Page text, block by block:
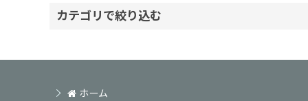
カテゴリで絞り込む
ホーム